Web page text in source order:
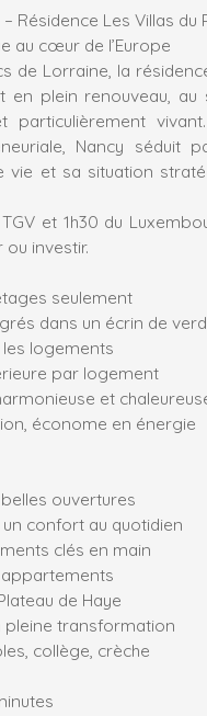
Résidence Les Villas du
au cœur de l’Europe
de Lorraine, la
en plein renouveau, au
Nancy séduit
vie et sa situation
et 1h30 du
investir.
seulement
dans un écrin de
logements
par logement
et
économe en énergie
ouvertures
confort au quotidien
clés en main
de Haye
pleine transformation
collège, crèche